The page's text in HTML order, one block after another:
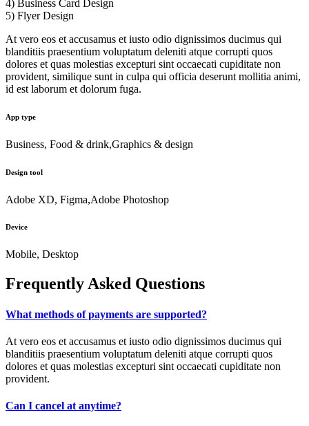
4) Business Card Design
5) Flyer Design
At vero eos et accusamus et iusto odio dignissimos ducimus qui
blanditiis praesentium voluptatum deleniti atque corrupti quos
dolores et quas molestias excepturi sint occaecati cupiditate non
provident, similique sunt in culpa qui officia deserunt mollitia animi,
id est laborum et dolorum fuga.
App type
Business, Food & drink,Graphics & design
Design tool
Adobe XD, Figma,Adobe Photoshop
Device
Mobile, Desktop
Frequently Asked Questions
What methods of payments are supported?
At vero eos et accusamus et iusto odio dignissimos ducimus qui
blanditiis praesentium voluptatum deleniti atque corrupti quos
dolores et quas molestias excepturi sint occaecati cupiditate non
provident.
Can I cancel at anytime?